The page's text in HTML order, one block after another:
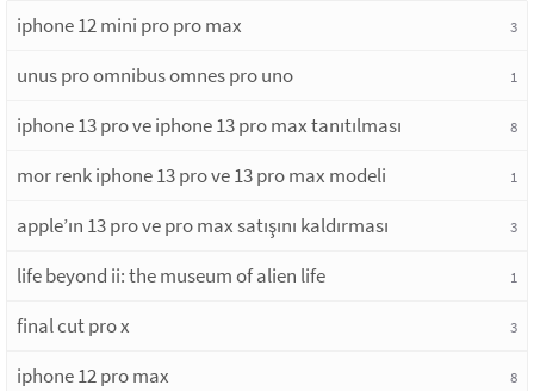
iphone 12 mini pro pro max 3
unus pro omnibus omnes pro uno 1
iphone 13 pro ve iphone 13 pro max tanıtılması 8
mor renk iphone 13 pro ve 13 pro max modeli 1
apple’ın 13 pro ve pro max satışını kaldırması 3
life beyond ii: the museum of alien life 1
final cut pro x 3
iphone 12 pro max 8